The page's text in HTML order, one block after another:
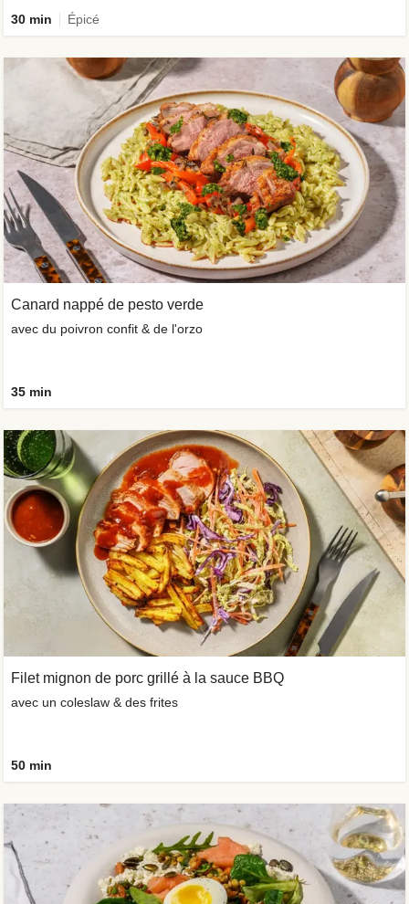
30 min Épicé
Canard nappé de pesto verde
avec du poivron confit & de l'orzo
35 min
Filet mignon de porc grillé à la sauce BBQ
avec un coleslaw & des frites
50 min